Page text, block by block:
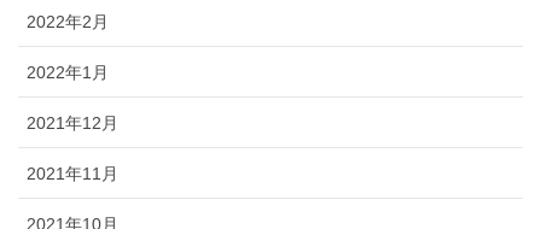
2022年2月
2022年1月
2021年12月
2021年11月
2021年10月